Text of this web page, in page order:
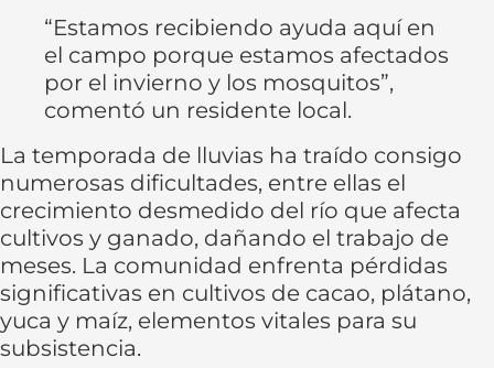
“Estamos recibiendo ayuda aquí en
el campo porque estamos afectados
por el invierno y los mosquitos”,
comentó un residente local.
La temporada de lluvias ha traído consigo
numerosas dificultades, entre ellas el
crecimiento desmedido del río que afecta
cultivos y ganado, dañando el trabajo de
meses. La comunidad enfrenta pérdidas
significativas en cultivos de cacao, plátano,
yuca y maíz, elementos vitales para su
subsistencia.